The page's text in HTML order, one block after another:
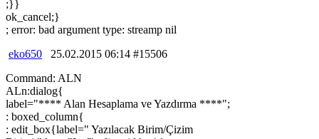
;}}
ok_cancel;}
; error: bad argument type: streamp nil
eko650 25.02.2015 06:14 #15506
Command: ALN
ALn:dialog{
label="**** Alan Hesaplama ve Yazdırma ****";
: boxed_column{
: edit_box{label=" Yazılacak Birim/Çizim